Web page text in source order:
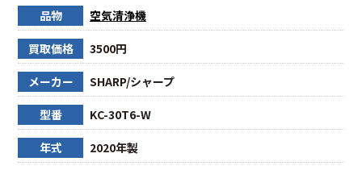
品物 空気清浄機
買取価格 3500円
メーカー SHARP/シャープ
型番 KC-30T6-W
年式 2020年製